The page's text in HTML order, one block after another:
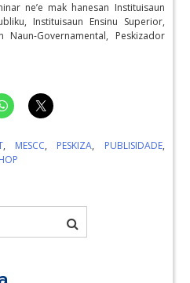
ne’e mak hanesan Instituisaun
Instituisaun Ensinu Superior,
Naun-Governamental, Peskizador
, MESCC, PESKIZA, PUBLISIDADE,